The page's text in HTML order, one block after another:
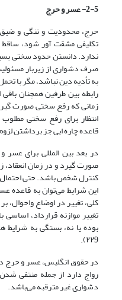
2-5 - عسر و حرج
حرج، محدودیت و تنگی و
تکلیفی مشقت آور شود، ساقط
ندارد. دانستن حدود سختی
صرف دشواری از زیربار
به تأدیه دین نباشد، مگر با
رابطه بین طرفین همچنان
زمانی که رفع سختی صورت
انتظار برای رفع سختی
قاعده چاره ایی جز برداشتن
در بعد بین المللی برای عسر
صورت گیرد و در زمان انعقاد،
کنترل شخص باشد. حتی احتمال
این شرایط می‌‌توان به قاعده
کلی، تغییر در اوضاع واحوال،
تغییر موازنه قرارداد،
۲۲9).
در حقوق انگلیس، عسر و حرج
رواج دارد از جمله منتفی
دشواری غیر مترقبه می‌باشد.